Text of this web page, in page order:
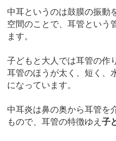
中耳というのは鼓膜の振動
空間のことで、耳管という
ます。
子どもと大人では耳管の作
耳管のほうが太く、短く、
になっています。
中耳炎は鼻の奥から耳管を
もので、耳管の特徴ゆえ子